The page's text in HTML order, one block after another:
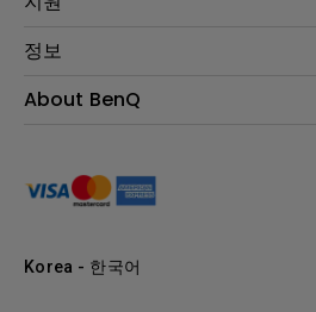
조명
e스포츠
비즈니스 디스플레이
문의
서비스센터
정보
프로젝터 거리계산기
About BenQ
사회적 책임
뉴스
Korea - 한국어